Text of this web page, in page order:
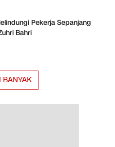
Pekerja Sepanjang
Bahri
BANYAK